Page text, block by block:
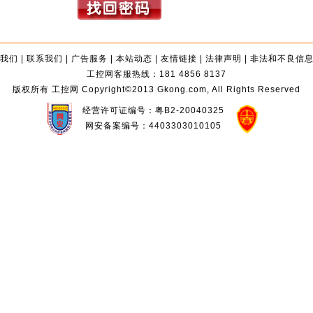
们 | 联系我们 | 广告服务 | 本站动态 | 友情链接 | 法律声明 | 非法和不良信
工控网客服热线：181 4856 8137
版权所有 工控网 Copyright©2013 Gkong.com, All Rights Reserved
经营许可证编号：粤B2-20040325
网安备案编号：4403303010105